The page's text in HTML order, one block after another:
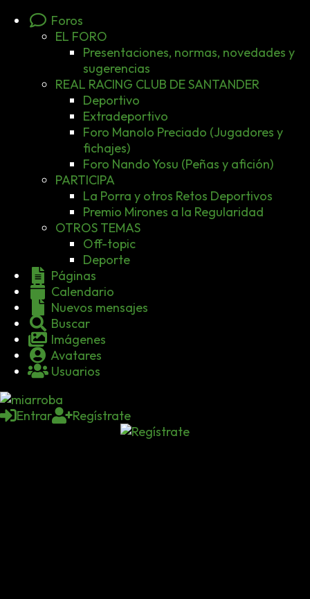
Foros
EL FORO
Presentaciones, normas, novedades y
sugerencias
REAL RACING CLUB DE SANTANDER
Deportivo
Extradeportivo
Foro Manolo Preciado (Jugadores y
fichajes)
Foro Nando Yosu (Peñas y afición)
PARTICIPA
La Porra y otros Retos Deportivos
Premio Mirones a la Regularidad
OTROS TEMAS
Off-topic
Deporte
Páginas
Calendario
Nuevos mensajes
Buscar
Imágenes
Avatares
Usuarios
Entrar Regístrate